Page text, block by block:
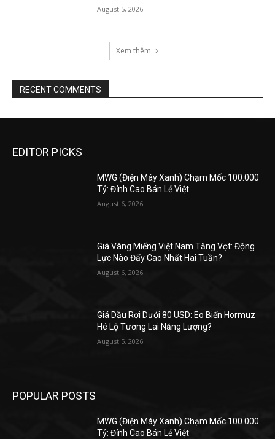
August 5, 2026
Xem thêm
RECENT COMMENTS
EDITOR PICKS
MWG (Điện Máy Xanh) Chạm Mốc 100.000
Tỷ: Đỉnh Cao Bán Lẻ Việt
August 6, 2026
Giá Vàng Miếng Việt Nam Tăng Vọt: Động
Lực Nào Đẩy Cao Nhất Hai Tuần?
August 6, 2026
Giá Dầu Rơi Dưới 80 USD: Eo Biển Hormuz
Hé Lộ Tương Lai Năng Lượng?
August 5, 2026
POPULAR POSTS
MWG (Điện Máy Xanh) Chạm Mốc 100.000
Tỷ: Đỉnh Cao Bán Lẻ Việt